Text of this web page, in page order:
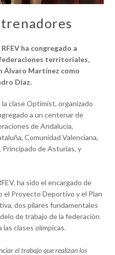
ha congregado a
territoriales,
Álvaro Martínez como
Díaz.
clase Optimist, organizado
a un centenar de
de Andalucía,
Comunidad Valenciana,
Principado de Asturias, y
ha sido el encargado de
el Proyecto Deportivo y el Plan
dos pilares fundamentales
de trabajo de la federación
las clases olímpicas.
el trabajo que realizan los